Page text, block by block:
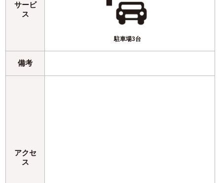
サービ
ス
駐車場3台
備考
アクセ
ス